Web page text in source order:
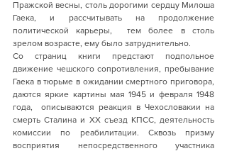
Пражской весны, столь дорогими сердцу Милоша
Гаека, и рассчитывать на продолжение
политической карьеры,  тем более в столь
зрелом возрасте, ему было затруднительно.
Со страниц книги предстают подпольное
движение чешского сопротивления, пребывание
Гаека в тюрьме в ожидании смертного приговора,
даются яркие картины мая 1945 и февраля 1948
года,  описываются реакция в Чехословакии на
смерть Сталина и XX съезд КПСС, деятельность
комиссии по реабилитации. Сквозь призму
восприятия непосредственного участника